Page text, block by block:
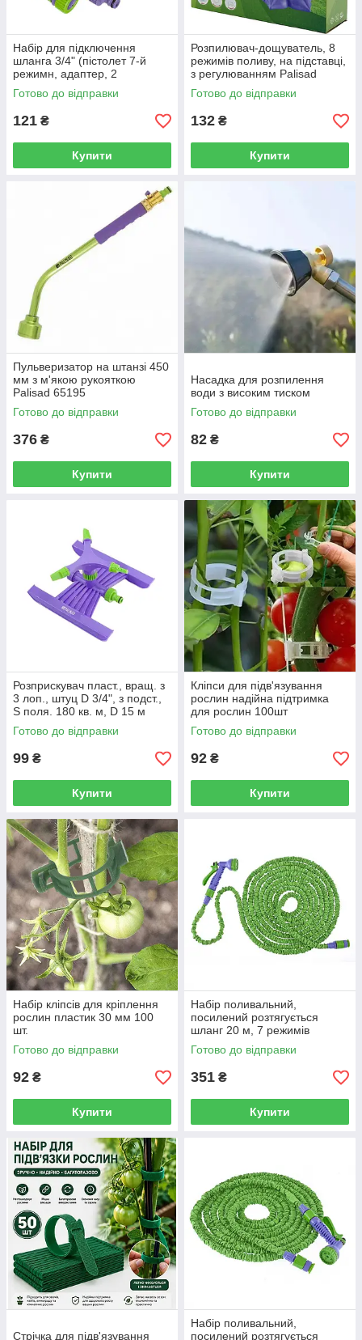
Набір для підключення
шланга 3/4" (пістолет 7-й
режимн, адаптер, 2
з'єднувача) PALISAD
Готово до відправки
121 ₴
Купити
Розпилювач-дощуватель, 8
режимів поливу, на підставці,
з регулюванням Palisad
Готово до відправки
132 ₴
Купити
Пульверизатор на штанзі 450
мм з м'якою рукояткою
Palisad 65195
Готово до відправки
376 ₴
Купити
Насадка для розпилення
води з високим тиском
Готово до відправки
82 ₴
Купити
Розприскувач пласт., вращ. з
3 лоп., штуц D 3/4", з подст.,
S поля. 180 кв. м, D 15 м
PALISAD
Готово до відправки
99 ₴
Купити
Кліпси для підв'язування
рослин надійна підтримка
для рослин 100шт
Готово до відправки
92 ₴
Купити
Набір кліпсів для кріплення
рослин пластик 30 мм 100
шт.
Готово до відправки
92 ₴
Купити
Набір поливальний,
посилений розтягується
шланг 20 м, 7 режимів
пістолет, з'єднувач, адаптер
Palisad
Готово до відправки
351 ₴
Купити
Стрічка для підв'язування
Набір поливальний,
посилений розтягується